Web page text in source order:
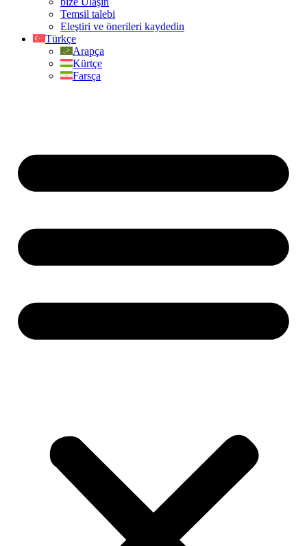
Temsil talebi
Eleştiri ve önerileri kaydedin
Türkçe
Arapça
Kürtçe
Farsça